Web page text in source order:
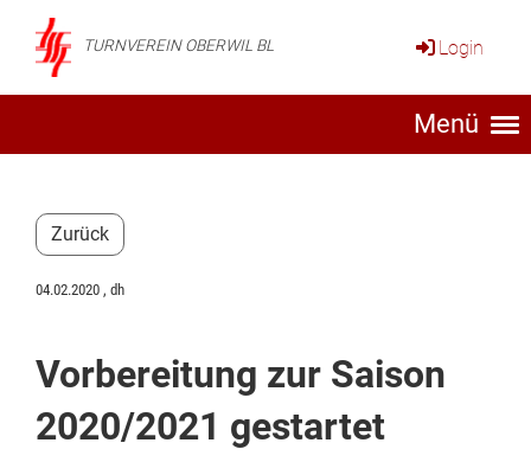
TURNVEREIN OBERWIL BL Login
Menü
Zurück
04.02.2020 , dh
Vorbereitung zur Saison
2020/2021 gestartet